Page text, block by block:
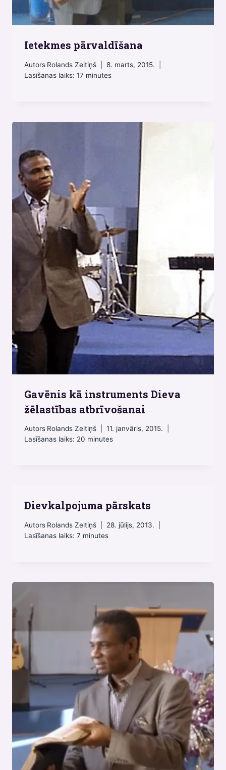
Ietekmes pārvaldīšana
Autors Rolands Zeltiņš
8. marts, 2015.
Lasīšanas laiks: 17 minutes
Gavēnis kā instruments Dieva
žēlastības atbrīvošanai
Autors Rolands Zeltiņš
11. janvāris, 2015.
Lasīšanas laiks: 20 minutes
Dievkalpojuma pārskats
Autors Rolands Zeltiņš
28. jūlijs, 2013.
Lasīšanas laiks: 7 minutes